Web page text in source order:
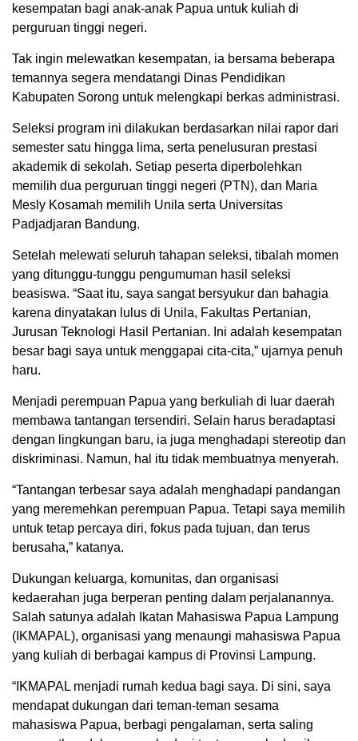
kesempatan bagi anak-anak Papua untuk kuliah di
perguruan tinggi negeri.
Tak ingin melewatkan kesempatan, ia bersama beberapa
temannya segera mendatangi Dinas Pendidikan
Kabupaten Sorong untuk melengkapi berkas administrasi.
Seleksi program ini dilakukan berdasarkan nilai rapor dari
semester satu hingga lima, serta penelusuran prestasi
akademik di sekolah. Setiap peserta diperbolehkan
memilih dua perguruan tinggi negeri (PTN), dan Maria
Mesly Kosamah memilih Unila serta Universitas
Padjadjaran Bandung.
Setelah melewati seluruh tahapan seleksi, tibalah momen
yang ditunggu-tunggu pengumuman hasil seleksi
beasiswa. “Saat itu, saya sangat bersyukur dan bahagia
karena dinyatakan lulus di Unila, Fakultas Pertanian,
Jurusan Teknologi Hasil Pertanian. Ini adalah kesempatan
besar bagi saya untuk menggapai cita-cita,” ujarnya penuh
haru.
Menjadi perempuan Papua yang berkuliah di luar daerah
membawa tantangan tersendiri. Selain harus beradaptasi
dengan lingkungan baru, ia juga menghadapi stereotip dan
diskriminasi. Namun, hal itu tidak membuatnya menyerah.
“Tantangan terbesar saya adalah menghadapi pandangan
yang meremehkan perempuan Papua. Tetapi saya memilih
untuk tetap percaya diri, fokus pada tujuan, dan terus
berusaha,” katanya.
Dukungan keluarga, komunitas, dan organisasi
kedaerahan juga berperan penting dalam perjalanannya.
Salah satunya adalah Ikatan Mahasiswa Papua Lampung
(IKMAPAL), organisasi yang menaungi mahasiswa Papua
yang kuliah di berbagai kampus di Provinsi Lampung.
“IKMAPAL menjadi rumah kedua bagi saya. Di sini, saya
mendapat dukungan dari teman-teman sesama
mahasiswa Papua, berbagi pengalaman, serta saling